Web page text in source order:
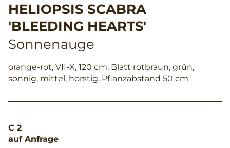
HELIOPSIS SCABRA
'BLEEDING HEARTS'
Sonnenauge
orange-rot, VII-X, 120 cm, Blatt rotbraun, grün,
sonnig, mittel, horstig, Pflanzabstand 50 cm
C 2
auf Anfrage